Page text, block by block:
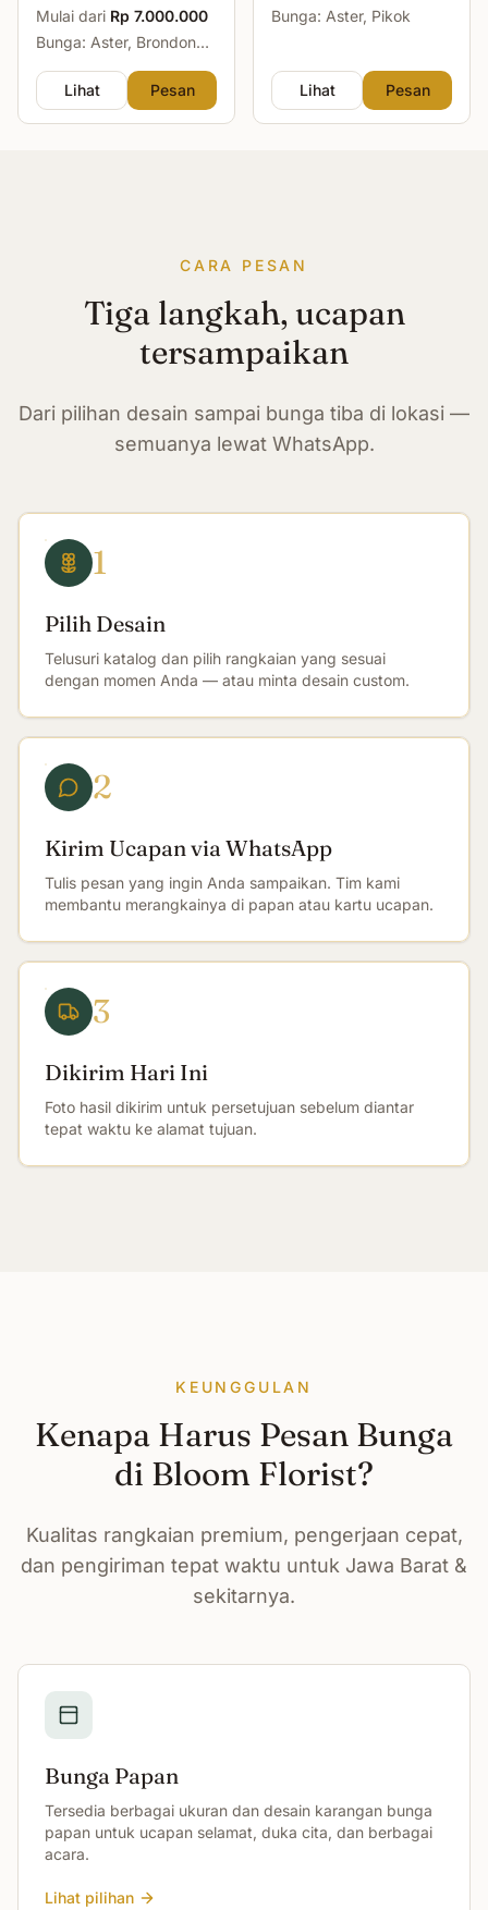
Mulai dari Rp 7.000.000
Bunga: Aster, Brondong,
Lihat
Pesan
Bunga: Aster, Pikok
Lihat Pesan
CARA PESAN
Tiga langkah, ucapan
tersampaikan
Dari pilihan desain sampai bunga tiba di lokasi —
semuanya lewat WhatsApp.
1
Pilih Desain
Telusuri katalog dan pilih rangkaian yang sesuai
dengan momen Anda — atau minta desain custom.
2
Kirim Ucapan via WhatsApp
Tulis pesan yang ingin Anda sampaikan. Tim kami
membantu merangkainya di papan atau kartu ucapan.
3
Dikirim Hari Ini
Foto hasil dikirim untuk persetujuan sebelum diantar
tepat waktu ke alamat tujuan.
KEUNGGULAN
Kenapa Harus Pesan Bunga
di Bloom Florist?
Kualitas rangkaian premium, pengerjaan cepat,
dan pengiriman tepat waktu untuk Jawa Barat &
sekitarnya.
Bunga Papan
Tersedia berbagai ukuran dan desain karangan bunga
papan untuk ucapan selamat, duka cita, dan berbagai
acara.
Lihat pilihan